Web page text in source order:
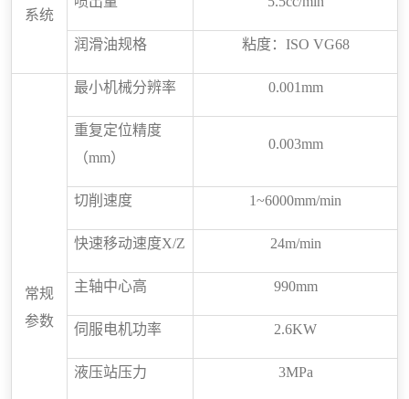
系统
润滑油规格 粘度： ISO VG68
常规
参数
最小机械分辨率 0.001mm
重复定位精度
（mm）
0.003mm
切削速度 1~6000mm/min
快速移动速度X/Z 24m/min
主轴中心高 990mm
伺服电机功率 2.6KW
液压站压力 3MPa